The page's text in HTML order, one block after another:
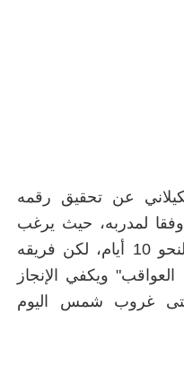
عن تحقيق رقمه
لمدربه، حيث يرغب
الغواص الثلاثيني في الانتظار لنحو 10 أيام، لكن فريقه
ويكفي الإنجاز
حتى غروب شمس اليوم